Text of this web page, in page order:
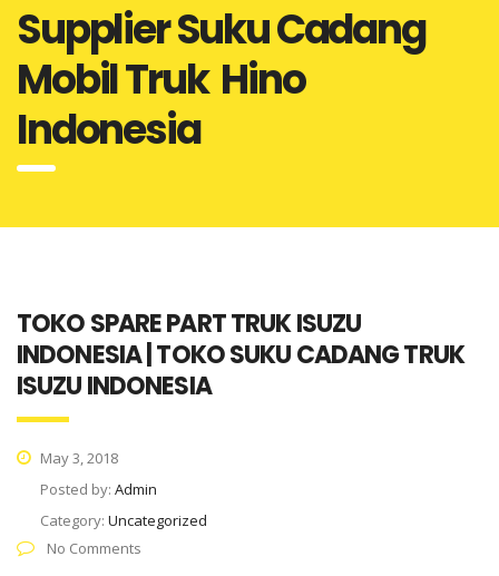
Supplier Suku Cadang
Mobil Truk Hino
Indonesia
TOKO SPARE PART TRUK ISUZU
INDONESIA | TOKO SUKU CADANG TRUK
ISUZU INDONESIA
May 3, 2018
Posted by: Admin
Category: Uncategorized
No Comments